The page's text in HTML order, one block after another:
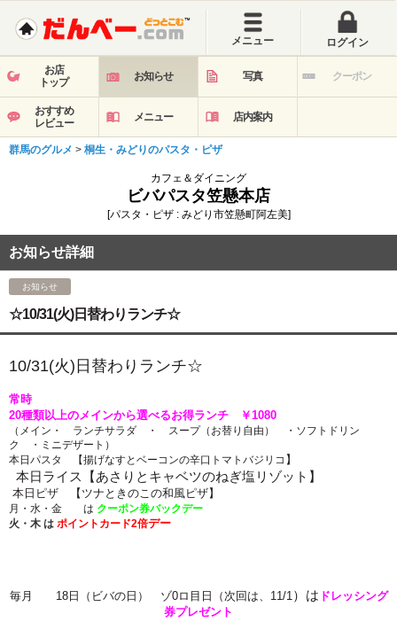
メニュー ログイン
お店
トップ
お知らせ 写真 クーポン
おすすめ
レビュー
メニュー 店内案内
群馬のグルメ > 桐生・みどりのパスタ・ピザ
カフェ＆ダイニング
ビバパスタ笠懸本店
[パスタ・ピザ : みどり市笠懸町阿左美]
お知らせ詳細
お知らせ
☆10/31(火)日替わりランチ☆
10/31(火) 日 替わ りランチ☆
常時
20種類以上のメインから選べるお得ランチ ￥1080
（メイン・ ランチサラダ ・ スープ（お替り自由） ・ソフトドリン
ク ・ミニデザート）
本日パスタ 【揚げなすとベーコンの辛口トマトバジリコ 】
本日ライス 【あさりとキャベツのねぎ塩リゾット 】
本日ピザ 【ツナときのこの和風ピザ】
月・水・金 は クーポン券バックデー
火・木 は ポイントカード2倍デー
毎月 18日（ビバの日） ゾ0ロ目日（次回は、11/1）は ドレッシング
券プレゼント